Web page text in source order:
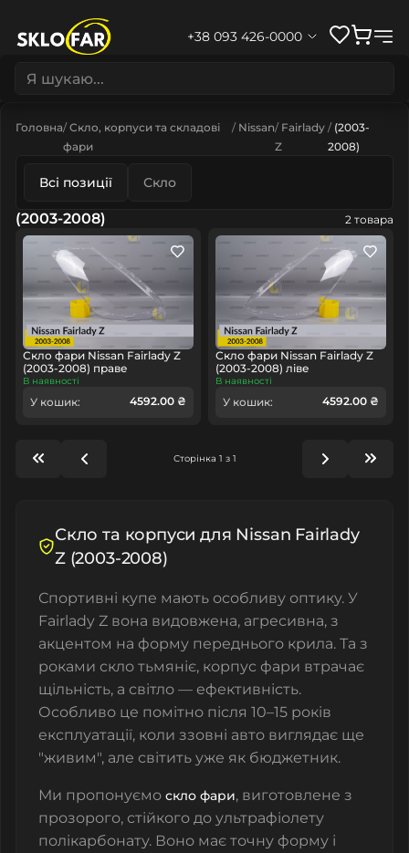
+38 093 426-0000
Головна Скло, корпуси та складові
фари
Nissan Fairlady
Z
(2003-
2008)
Всі позиції Скло
(2003-2008) 2 товара
Скло фари Nissan Fairlady Z
(2003-2008) праве
В наявності
У кошик: 4592.00 ₴
Скло фари Nissan Fairlady Z
(2003-2008) ліве
В наявності
У кошик: 4592.00 ₴
Сторінка 1 з 1
Скло та корпуси для Nissan Fairlady
Z (2003-2008)
Спортивні купе мають особливу оптику. У
Fairlady Z вона видовжена, агресивна, з
акцентом на форму переднього крила. Та з
роками скло тьмяніє, корпус фари втрачає
щільність, а світло — ефективність.
Особливо це помітно після 10–15 років
експлуатації, коли ззовні авто виглядає ще
"живим", але світить уже як бюджетник.
Ми пропонуємо скло фари, виготовлене з
прозорого, стійкого до ультрафіолету
полікарбонату. Воно має точну форму і